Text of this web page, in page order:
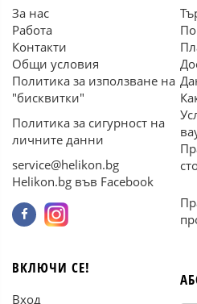
За нас
Работа
Контакти
Общи условия
Политика за използване на
"бисквитки"
Политика за сигурност на
личните данни
service@helikon.bg
Helikon.bg във Facebook
ВКЛЮЧИ СЕ!
Вход